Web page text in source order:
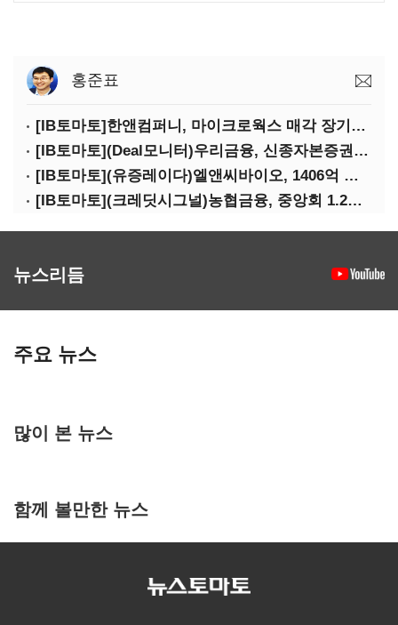
홍준표
[IB토마토]한앤컴퍼니, 마이크로웍스 매각 장기화 대비…배당 회수판 깔았다
[IB토마토](Deal모니터)우리금융, 신종자본증권 발행했지만 차환금리 '부담'
[IB토마토](유증레이다)엘앤씨바이오, 1406억 유증…최대주주는 절반만 청약
[IB토마토](크레딧시그널)농협금융, 중앙회 1.2조 지원받아 생산적금융 확대
뉴스리듬
주요 뉴스
많이 본 뉴스
함께 볼만한 뉴스